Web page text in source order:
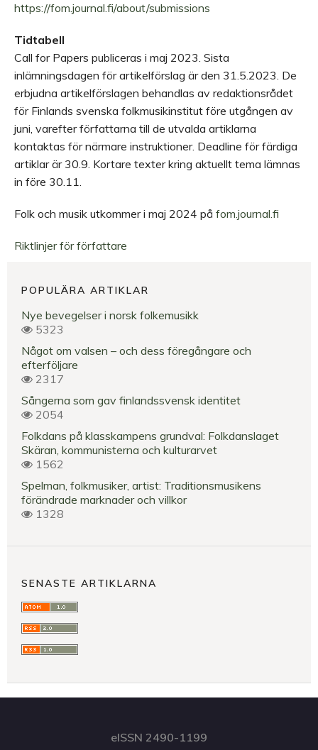
https://fom.journal.fi/about/submissions
Tidtabell
Call for Papers publiceras i maj 2023. Sista
inlämningsdagen för artikelförslag är den 31.5.2023. De
erbjudna artikelförslagen behandlas av redaktionsrådet
för Finlands svenska folkmusikinstitut före utgången av
juni, varefter författarna till de utvalda artiklarna
kontaktas för närmare instruktioner. Deadline för färdiga
artiklar är 30.9. Kortare texter kring aktuellt tema lämnas
in före 30.11.
Folk och musik utkommer i maj 2024 på fom.journal.fi
Riktlinjer för författare
POPULÄRA ARTIKLAR
Nye bevegelser i norsk folkemusikk
5323
Något om valsen – och dess föregångare och
efterföljare
2317
Sångerna som gav finlandssvensk identitet
2054
Folkdans på klasskampens grundval: Folkdanslaget
Skäran, kommunisterna och kulturarvet
1562
Spelman, folkmusiker, artist: Traditionsmusikens
förändrade marknader och villkor
1328
SENASTE ARTIKLARNA
eISSN 2490-1199